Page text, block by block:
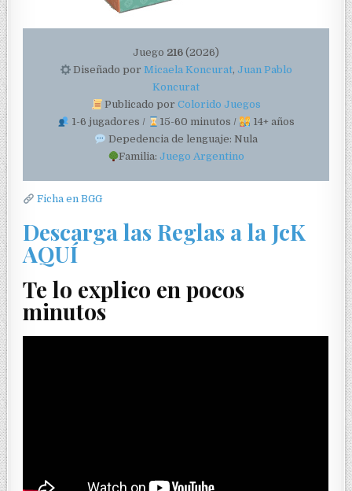
Juego 216 (2026)
Diseñado por Micaela Koncurat,Juan Pablo
Koncurat
Publicado porColorido Juegos
1-6 jugadores /
15-60 minutos /
14+ años
Depedencia de lenguaje: Nula
Familia:Juego Argentino
Ficha en BGG
Descarga las Reglas a la JcK
AQUÍ
Te lo explico en pocos
minutos